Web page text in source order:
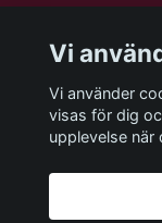
Vi
Vi använder
visas för dig
upplevelse när